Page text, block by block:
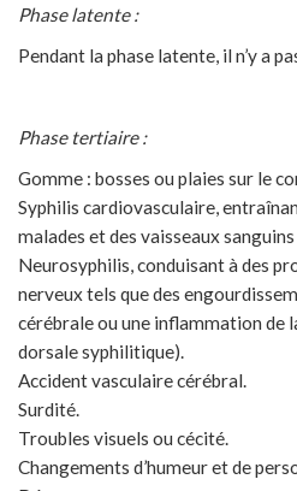
Phase latente :
Pendant la phase latente, il n’y a
Phase tertiaire :
Gomme : bosses ou plaies sur le
Syphilis cardiovasculaire,
malades et des vaisseaux
Neurosyphilis, conduisant à des
nerveux tels que des
cérébrale ou une inflammation de
dorsale syphilitique).
Accident vasculaire cérébral.
Surdité.
Troubles visuels ou cécité.
Changements d’humeur et de